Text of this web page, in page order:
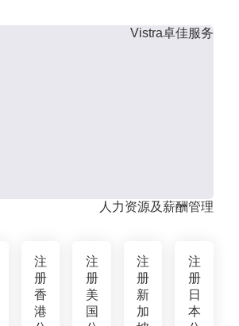
Vistra卓佳服务
人力资源及薪酬管理
注
册
香
港
注
册
美
国
注
册
新
加
注
册
日
本